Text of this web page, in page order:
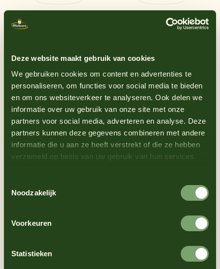
Deze website maakt gebruik van cookies
We gebruiken cookies om content en advertenties te
personaliseren, om functies voor social media te bieden
en om ons websiteverkeer te analyseren. Ook delen we
informatie over uw gebruik van onze site met onze
partners voor social media, adverteren en analyse. Deze
partners kunnen deze gegevens combineren met andere
informatie die u aan ze heeft verstrekt of die ze hebben
verzameld op basis van uw gebruik van hun services.
Noodzakelijk
Voorkeuren
Statistieken
Truffle
Mayonnaise
Full and savory